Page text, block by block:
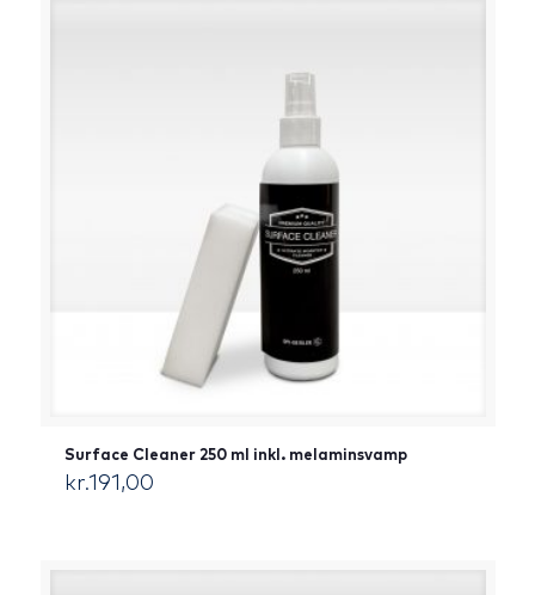
Surface Cleaner 250 ml inkl. melaminsvamp
kr.191,00